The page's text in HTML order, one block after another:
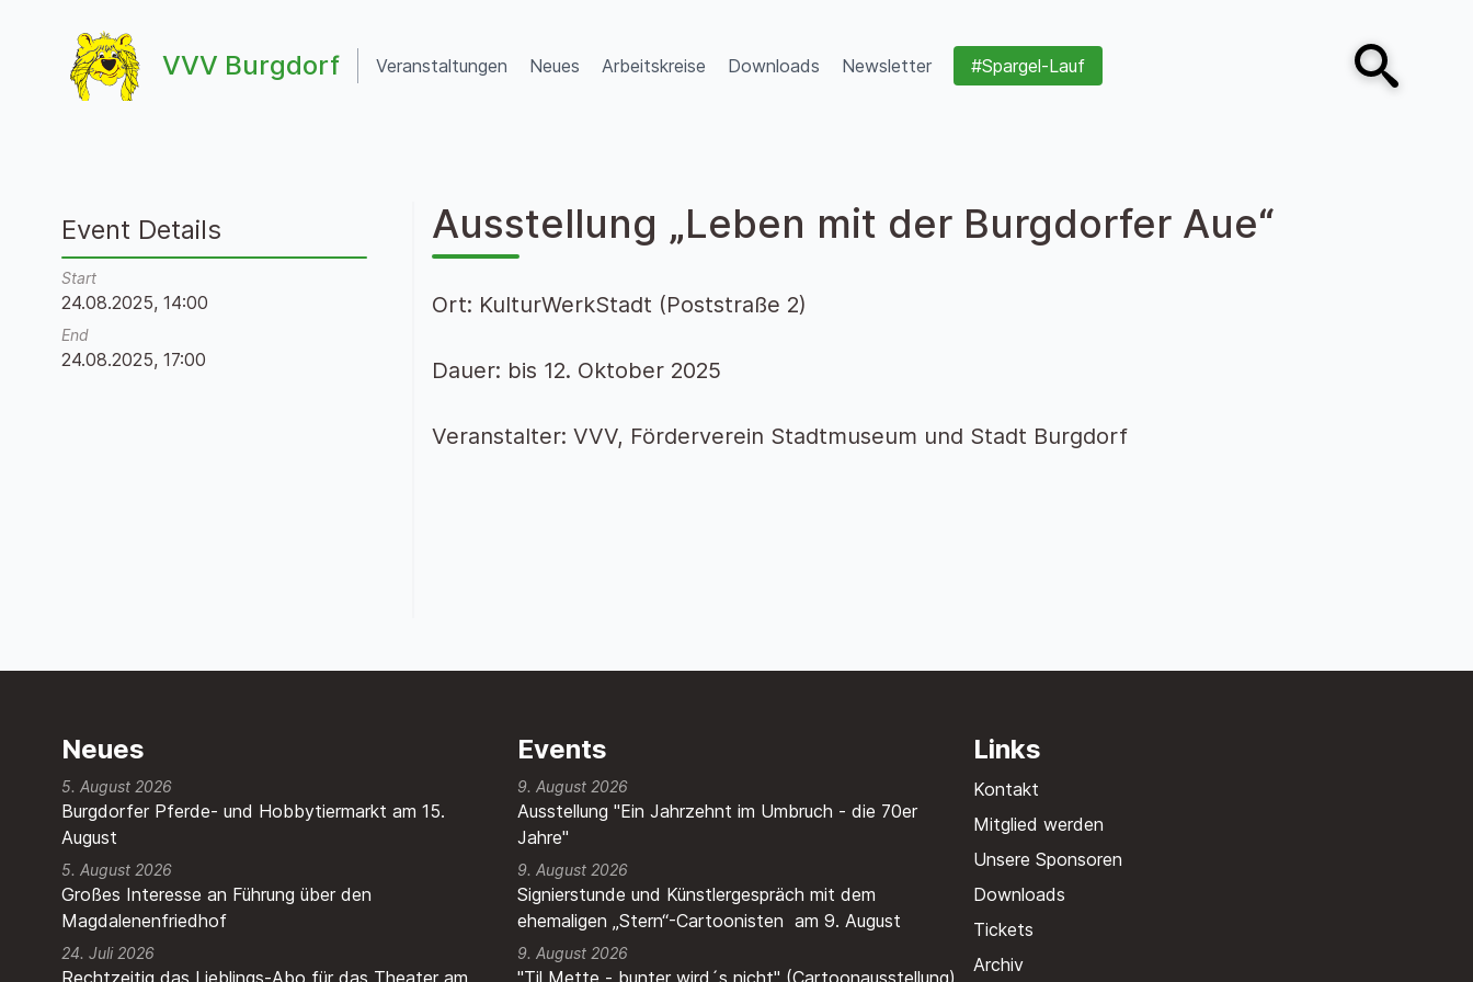
VVV Burgdorf
VVV Burgdorf
Veranstaltungen Neues Arbeitskreise Downloads Newsletter #Spargel-Lauf
Open search
Ausstellung „Leben mit der Burgdorfer Aue“
Ort: KulturWerkStadt (Poststraße 2)
Dauer: bis 12. Oktober 2025
Veranstalter: VVV, Förderverein Stadtmuseum und Stadt Burgdorf
Event Details
Start
24.08.2025, 14:00
End
24.08.2025, 17:00
Neues
Burgdorfer Pferde- und Hobbytiermarkt am 15.
August
5. August 2026
Großes Interesse an Führung über den
Magdalenenfriedhof
5. August 2026
Rechtzeitig das Lieblings-Abo für das Theater am
24. Juli 2026
Events
9. August 2026
Ausstellung "Ein Jahrzehnt im Umbruch - die 70er
Jahre"
9. August 2026
Signierstunde und Künstlergespräch mit dem
ehemaligen „Stern“-Cartoonisten am 9. August
9. August 2026
"Til Mette - bunter wird´s nicht" (Cartoonausstellung)
Links
Kontakt
Mitglied werden
Unsere Sponsoren
Downloads
Tickets
Archiv